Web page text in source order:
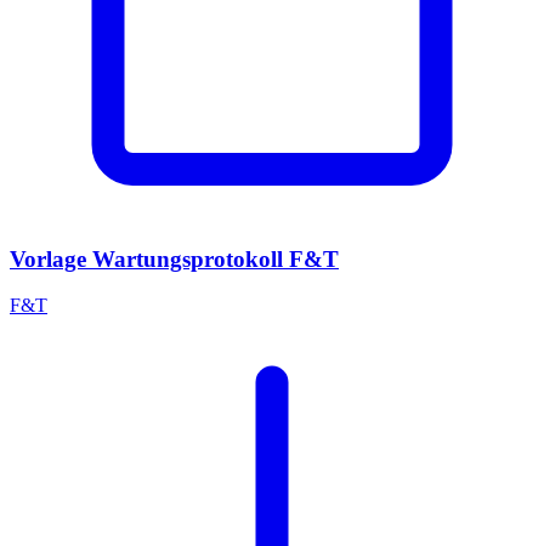
Vorlage Wartungsprotokoll F&T
F&T